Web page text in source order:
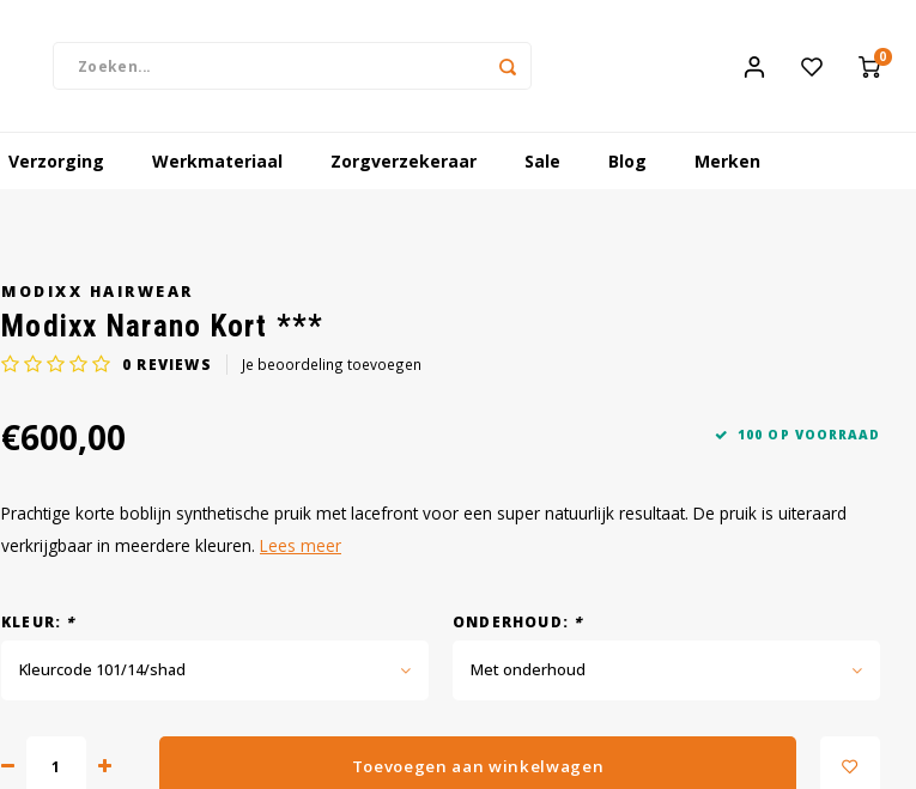
0
Verzorging Werkmateriaal Zorgverzekeraar Sale Blog Merken
MODIXX HAIRWEAR
Modixx Narano Kort ***
0 REVIEWS Je beoordeling toevoegen
€600,00 100 OP VOORRAAD
Prachtige korte boblijn synthetische pruik met lacefront voor een super natuurlijk resultaat. De pruik is uiteraard
verkrijgbaar in meerdere kleuren. Lees meer
KLEUR: *
Kleurcode 101/14/shad
ONDERHOUD: *
Met onderhoud
Toevoegen aan winkelwagen